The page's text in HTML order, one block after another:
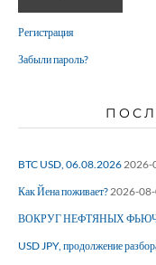
Регистрация
Забыли пароль?
BTC USD, 06.08.20262026-
Как Йена поживает?2026-
ВОКРУГ НЕФТЯНЫХ
USD JPY, продолжение